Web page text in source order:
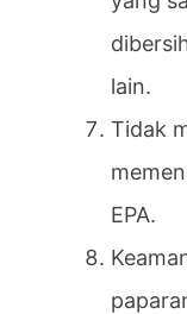
lain.
Tidak
EPA.